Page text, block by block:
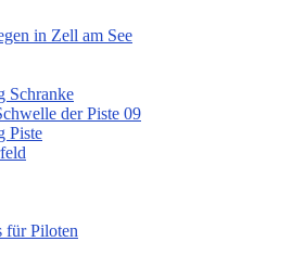
in Zell am See
Schranke
der Piste 09
Piste
für Piloten